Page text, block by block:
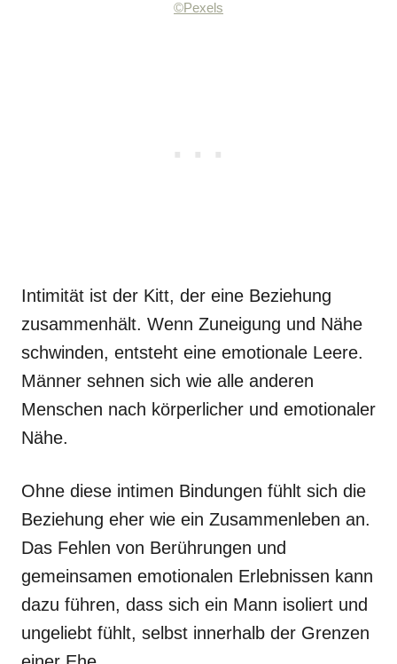
©Pexels
Intimität ist der Kitt, der eine Beziehung
zusammenhält. Wenn Zuneigung und Nähe
schwinden, entsteht eine emotionale Leere.
Männer sehnen sich wie alle anderen
Menschen nach körperlicher und emotionaler
Nähe.
Ohne diese intimen Bindungen fühlt sich die
Beziehung eher wie ein Zusammenleben an.
Das Fehlen von Berührungen und
gemeinsamen emotionalen Erlebnissen kann
dazu führen, dass sich ein Mann isoliert und
ungeliebt fühlt, selbst innerhalb der Grenzen